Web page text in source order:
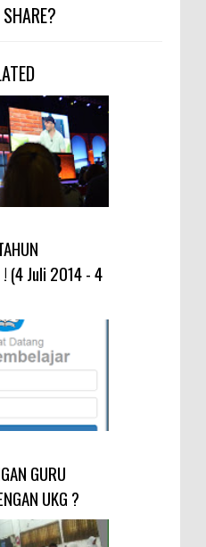
! (4 Juli 2014 - 4
GURU
UKG ?